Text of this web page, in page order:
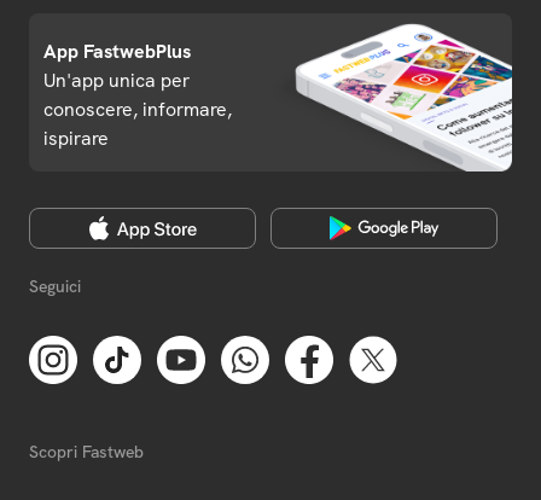
App FastwebPlus
Un'app unica per
conoscere, informare,
ispirare
Seguici
Scopri Fastweb